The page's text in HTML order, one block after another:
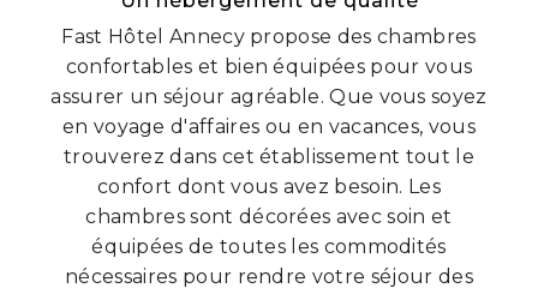
Fast Hôtel Annecy propose des chambres
confortables et bien équipées pour vous
assurer un séjour agréable. Que vous soyez
en voyage d'affaires ou en vacances, vous
trouverez dans cet établissement tout le
confort dont vous avez besoin. Les
chambres sont décorées avec soin et
équipées de toutes les commodités
nécessaires pour rendre votre séjour des